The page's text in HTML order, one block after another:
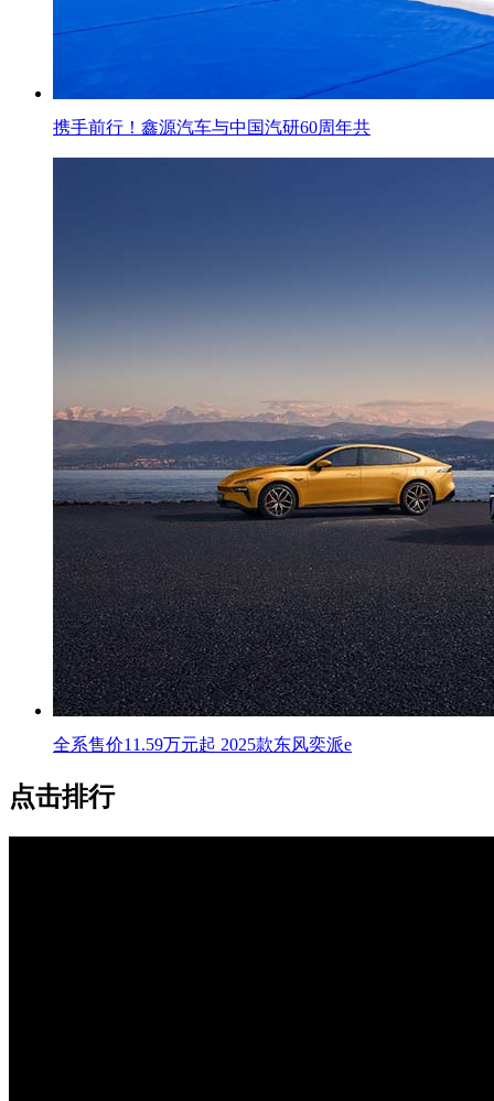
携手前行！鑫源汽车与中国汽研60周年共
全系售价11.59万元起 2025款东风奕派e
点击排行